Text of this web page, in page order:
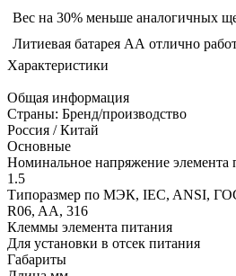
Вес на 30% меньше аналогичных
Литиевая батарея АА отлично
Характеристики
Общая информация
Страны: Бренд/производство
Россия / Китай
Основные
Номинальное напряжение элемента
1.5
Типоразмер по МЭК, IEC, ANSI,
R06, AA, 316
Клеммы элемента питания
Для установки в отсек питания
Габариты